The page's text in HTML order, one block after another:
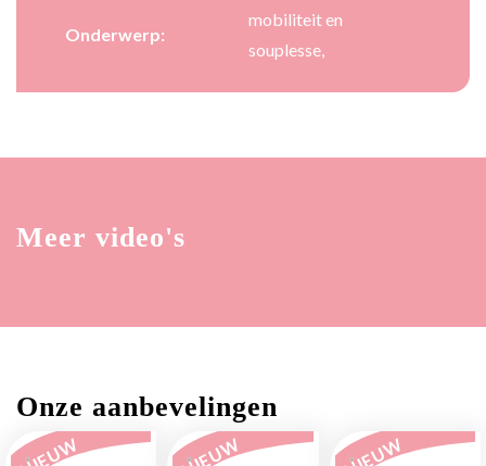
Onderwerp:
mobiliteit en
souplesse,
Meer video's
Onze aanbevelingen